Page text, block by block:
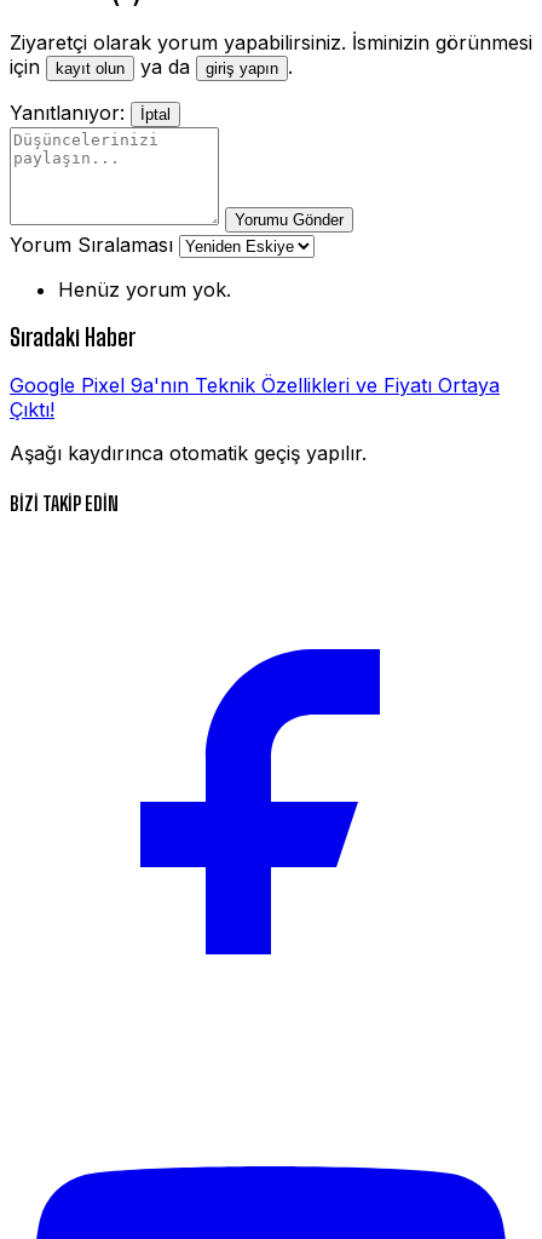
Ziyaretçi olarak yorum yapabilirsiniz. İsminizin görünmesi
için
kayıt olun ya da giriş yapın .
Yanıtlanıyor:
İptal
Yorumu Gönder
Yorum Sıralaması
Henüz yorum yok.
Sıradaki Haber
Google Pixel 9a'nın Teknik Özellikleri ve Fiyatı Ortaya
Çıktı!
Aşağı kaydırınca otomatik geçiş yapılır.
BİZİ TAKİP EDİN